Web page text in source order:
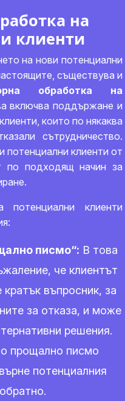
на
клиенти
на нови потенциални
съществува и
обработка на
включва поддържане и
които по някаква
сътрудничество.
потенциални клиенти от
по подходящ начин за
потенциални клиенти
писмо“: В това
че клиентът
кратък въпросник, за
за отказа, и може
решения.
прощално писмо
потенциалния